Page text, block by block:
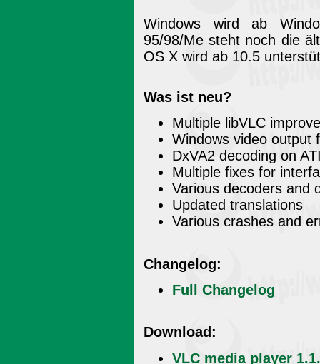
Windows wird ab
95/98/Me steht noch die
OS X wird ab 10.5
Was ist neu?
Multiple libVLC
Windows video output
DxVA2 decoding on
Multiple fixes for
Various decoders and
Updated translations
Various crashes and
Changelog:
Full Changelog
Download:
VLC media player